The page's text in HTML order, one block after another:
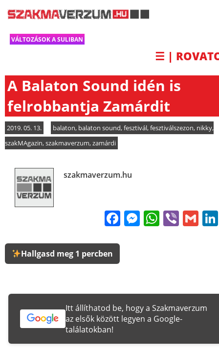
VÁLTOZÁSOK A SULIBAN
☰ |
A Balaton Sound idén is
felrobbantja Zamárdit
2019. 05. 13. balaton, balaton sound,fesztivál,fesztiválszezon, nikky,
szakMAgazin,szakmaverzum,zamárdi
szakmaverzum.hu
FacebookViber
Hallgasd meg 1 percben
Itt állíthatod be, hogy a Szakmaverzum
az elsők között legyen a Google-
találatokban!